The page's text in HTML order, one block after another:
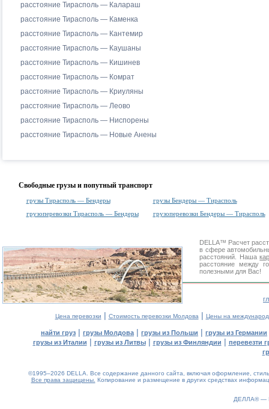
расстояние Тирасполь — Калараш
расстояние Тирасполь — Каменка
расстояние Тирасполь — Кантемир
расстояние Тирасполь — Каушаны
расстояние Тирасполь — Кишинев
расстояние Тирасполь — Комрат
расстояние Тирасполь — Криуляны
расстояние Тирасполь — Леово
расстояние Тирасполь — Ниспорены
расстояние Тирасполь — Новые Анены
Свободные грузы и попутный транспорт
грузы Тирасполь — Бендеры
грузы Бендеры — Тирасполь
грузоперевозки Тирасполь — Бендеры
грузоперевозки Бендеры — Тирасполь
DELLA™ Расчет
в сфере
расстояний. Наша
расстояние между
полезными для Вас!
Цена перевозки | Стоимость перевозки Молдова | Цены на
найти груз | грузы Молдова | грузы из Польши | грузы из Германии
грузы из Италии | грузы из Литвы| грузы из Финляндии | перевезти
©1995–2026 DELLA. Все содержание данного сайта, включая оформление,
Все права защищены. Копирование и размещение в других средствах
ДЕЛЛА® —